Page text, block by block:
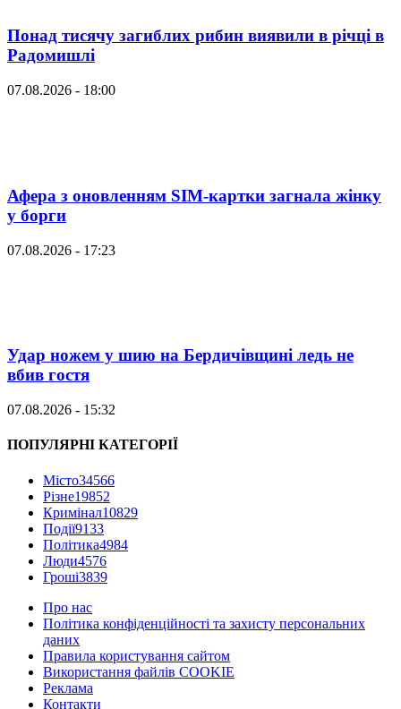
Понад тисячу загиблих рибин виявили в річці в
Радомишлі
07.08.2026 - 18:00
Афера з оновленням SIM-картки загнала жінку
у борги
07.08.2026 - 17:23
Удар ножем у шию на Бердичівщині ледь не
вбив гостя
07.08.2026 - 15:32
ПОПУЛЯРНІ КАТЕГОРІЇ
Місто34566
Різне19852
Кримінал10829
Події9133
Політика4984
Люди4576
Гроші3839
Про нас
Політика конфіденційності та захисту персональних
даних
Правила користування сайтом
Використання файлів COOKIE
Реклама
Контакти